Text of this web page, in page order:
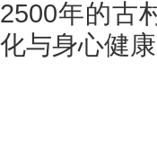
2500年的古
化与身心健